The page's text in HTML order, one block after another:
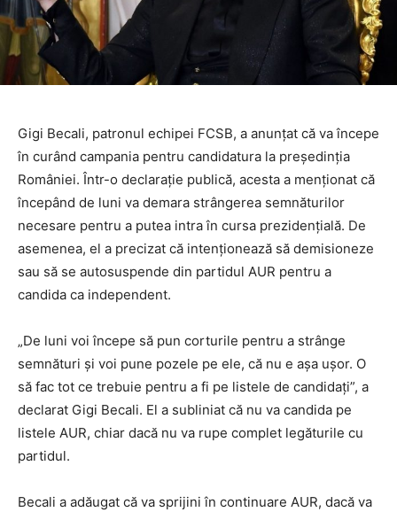
Gigi Becali, patronul echipei FCSB, a anunțat că va începe
în curând campania pentru candidatura la președinția
României. Într-o declarație publică, acesta a menționat că
începând de luni va demara strângerea semnăturilor
necesare pentru a putea intra în cursa prezidențială. De
asemenea, el a precizat că intenționează să demisioneze
sau să se autosuspende din partidul AUR pentru a
candida ca independent.
„De luni voi începe să pun corturile pentru a strânge
semnături și voi pune pozele pe ele, că nu e așa ușor. O
să fac tot ce trebuie pentru a fi pe listele de candidați”, a
declarat Gigi Becali. El a subliniat că nu va candida pe
listele AUR, chiar dacă nu va rupe complet legăturile cu
partidul.
Becali a adăugat că va sprijini în continuare AUR, dacă va